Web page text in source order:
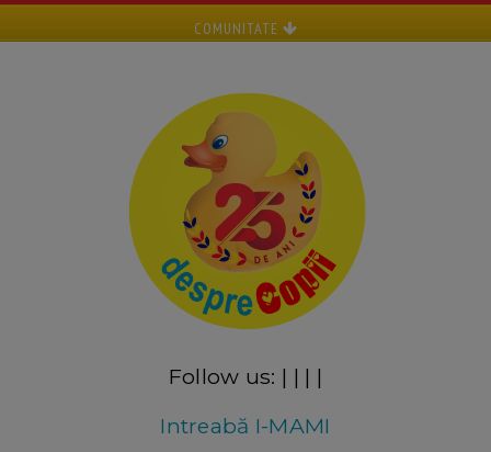
COMUNITATE
Follow us: | | | |
Intreabă I-MAMI